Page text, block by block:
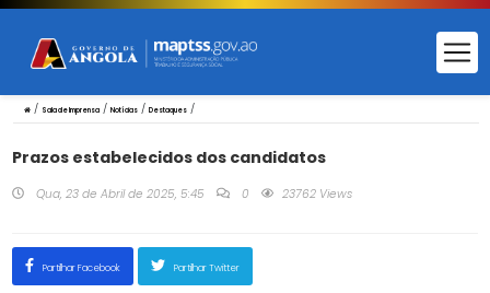
/ Sala de Imprensa/ Notícias/ Destaques/
Prazos estabelecidos dos candidatos
Qua, 23 de Abril de 2025, 5:45 0 23762 Views
Partilhar Facebook Partilhar Twitter